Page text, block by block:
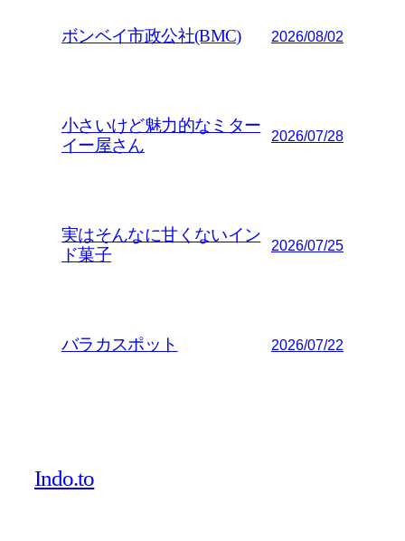
ボンベイ市政公社(BMC) 2026/08/02
小さいけど魅力的なミター
イー屋さん
2026/07/28
実はそんなに甘くないイン
ド菓子
2026/07/25
バラカスポット 2026/07/22
Indo.to